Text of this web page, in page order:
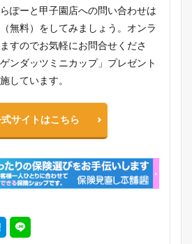
ぽーと甲子園店への問い合わせは
無料）をしてみましょう。オンラ
すのでお気軽にお問合せくださ
ンダッツミニカップ」プレゼント
しています。
サイトはこちら